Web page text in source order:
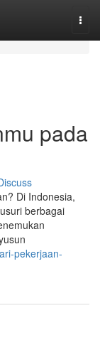
pada
Di Indonesia,
berbagai
pekerjaan-